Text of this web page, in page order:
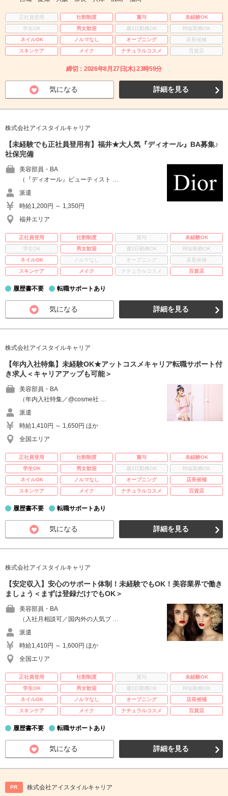
正社員登用 社割制度 賞与
未経験OK
学生OK
男女歓迎 週3日勤務OK
時短勤務OK
ネイルOK
ノルマなし オープニング
店長候補
スキンケア
メイク ナチュラルコスメ 百貨店
締切：2026年8月27日(木) 23時59分
気になる 詳細を見る
株式会社アイスタイルキャリア
【未経験でも正社員登用有】福井★大人気『ディオール』BA募集♪
社保完備
美容部員・BA
（『ディオール』ビューティスト …
派遣
時給1,200円 ～ 1,350円
福井エリア
正社員登用 社割制度 賞与
未経験OK
学生OK
男女歓迎 週3日勤務OK
時短勤務OK
ネイルOK
ノルマなし オープニング
店長候補
スキンケア
メイク ナチュラルコスメ 百貨店
履歴書不要 転職サポートあり
気になる 詳細を見る
株式会社アイスタイルキャリア
【年内入社特集】未経験OK★アットコスメキャリア転職サポート付
き求人＜キャリアアップも可能＞
美容部員・BA
（年内入社特集／@cosme社 …
派遣
時給1,410円 ～ 1,650円 ほか
全国エリア
正社員登用 社割制度 賞与
未経験OK
学生OK
男女歓迎 週3日勤務OK
時短勤務OK
ネイルOK
ノルマなし オープニング
店長候補
スキンケア
メイク ナチュラルコスメ 百貨店
履歴書不要 転職サポートあり
気になる 詳細を見る
株式会社アイスタイルキャリア
【安定収入】安心のサポート体制！未経験でもOK！美容業界で働き
ましょう＜まずは登録だけでもOK＞
美容部員・BA
（入社月相談可／国内外の人気ブ …
派遣
時給1,410円 ～ 1,600円 ほか
全国エリア
正社員登用 社割制度 賞与
未経験OK
学生OK
男女歓迎 週3日勤務OK
時短勤務OK
ネイルOK
ノルマなし オープニング
店長候補
スキンケア
メイク ナチュラルコスメ 百貨店
履歴書不要 転職サポートあり
気になる 詳細を見る
PR 株式会社アイスタイルキャリア